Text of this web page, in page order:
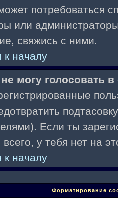
потребоваться
или
свяжись с ними.
к началу
могу голосовать
Если ты
всего, у тебя нет на
к началу
Форматирование